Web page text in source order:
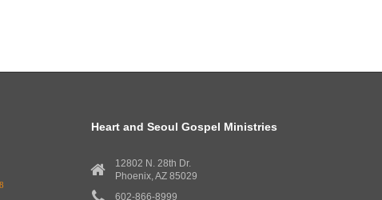
Heart and Seoul Gospel Ministries
12802 N. 28th Dr.
Phoenix, AZ 85029
602-866-8999